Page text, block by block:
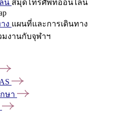
น์ สมุดโทรศัพท์ออนไลน์
ง แผนที่และการเดินทาง
มงานกับจุฬาฯ
ษา